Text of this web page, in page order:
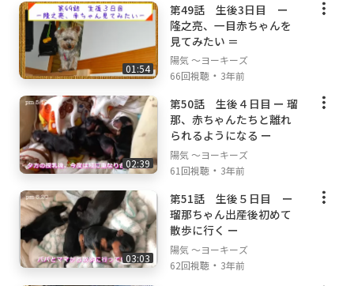
01:54
第49話 生後3日目 ー
隆之亮、一目赤ちゃんを
見てみたい ＝
陽気 ～ヨーキーズ
66回視聴 ・ 3年前
02:39
第50話 生後４日目 ー 瑠
那、赤ちゃんたちと離れ
られるようになる ー
陽気 ～ヨーキーズ
61回視聴 ・ 3年前
03:03
第51話 生後５日目 ー
瑠那ちゃん出産後初めて
散歩に行く ー
陽気 ～ヨーキーズ
62回視聴 ・ 3年前